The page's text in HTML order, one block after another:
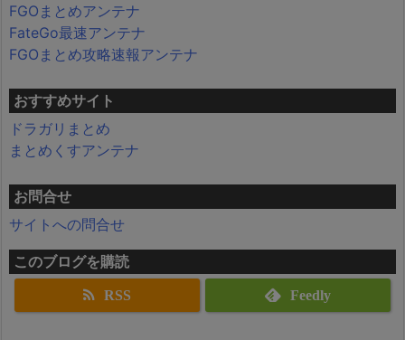
FGOまとめアンテナ
FateGo最速アンテナ
FGOまとめ攻略速報アンテナ
おすすめサイト
ドラガリまとめ
まとめくすアンテナ
お問合せ
サイトへの問合せ
このブログを購読
RSS Feedly